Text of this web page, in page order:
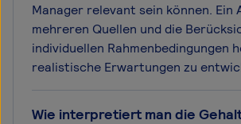
Manager relevant sein können. Ein
mehreren Quellen und die
individuellen Rahmenbedingungen
realistische Erwartungen zu
Wie interpretiert man die